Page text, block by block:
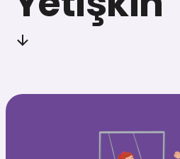
Yetişkin ve Uygulayıcılar için
Uzaktan Eğitim